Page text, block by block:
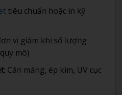
tiêu chuẩn hoặc in kỹ
vị giảm khi số lượng
mô)
: Cán màng, ép kim, UV cục